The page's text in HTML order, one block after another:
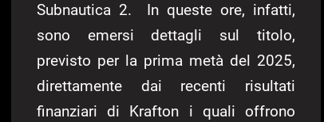
Subnautica 2. In queste ore, infatti,
sono emersi dettagli sul titolo,
previsto per la prima metà del 2025,
direttamente dai recenti risultati
finanziari di Krafton i quali offrono